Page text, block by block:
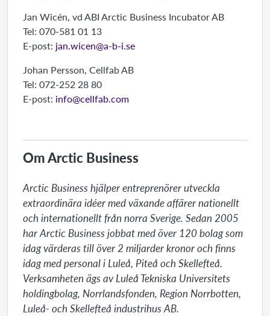
Jan Wicén, vd ABI Arctic Business Incubator AB
Tel: 070-581 01 13
E-post: jan.wicen@a-b-i.se
Johan Persson, Cellfab AB
Tel: 072-252 28 80
E-post: info@cellfab.com
Om Arctic Business
Arctic Business hjälper entreprenörer utveckla
extraordinära idéer med växande affärer nationellt
och internationellt från norra Sverige. Sedan 2005
har Arctic Business jobbat med över 120 bolag som
idag värderas till över 2 miljarder kronor och finns
idag med personal i Luleå, Piteå och Skellefteå.
Verksamheten ägs av Luleå Tekniska Universitets
holdingbolag, Norrlandsfonden, Region Norrbotten,
Luleå- och Skellefteå industrihus AB.